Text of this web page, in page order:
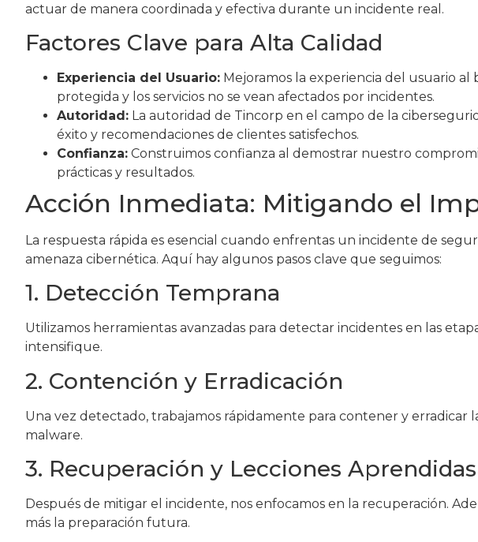
actuar de manera coordinada y efectiva durante un incidente real.
Factores Clave para Alta Calidad
Experiencia del Usuario: Mejoramos la experiencia del usuario
protegida y los servicios no se vean afectados por incidentes.
Autoridad: La autoridad de Tincorp en el campo de la
éxito y recomendaciones de clientes satisfechos.
Confianza: Construimos confianza al demostrar nuestro
prácticas y resultados.
Acción Inmediata: Mitigando el
La respuesta rápida es esencial cuando enfrentas un incidente de
amenaza cibernética. Aquí hay algunos pasos clave que seguimos:
1. Detección Temprana
Utilizamos herramientas avanzadas para detectar incidentes en las
intensifique.
2. Contención y Erradicación
Una vez detectado, trabajamos rápidamente para contener y erradicar
malware.
3. Recuperación y Lecciones Aprendidas
Después de mitigar el incidente, nos enfocamos en la recuperación.
más la preparación futura.